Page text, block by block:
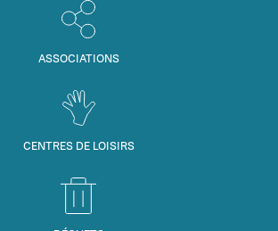
ASSOCIATIONS
CENTRES DE LOISIRS